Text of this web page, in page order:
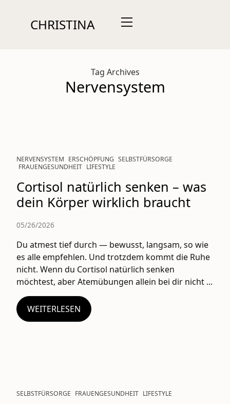
CHRISTINA
Tag Archives
Nervensystem
NERVENSYSTEM ERSCHÖPFUNG SELBSTFÜRSORGE
FRAUENGESUNDHEIT LIFESTYLE
Cortisol natürlich senken – was
dein Körper wirklich braucht
05/26/2026
Du atmest tief durch — bewusst, langsam, so wie
es alle empfehlen. Und trotzdem kommt die Ruhe
nicht. Wenn du Cortisol natürlich senken
möchtest, aber Atemübungen allein bei dir nicht ...
WEITERLESEN
SELBSTFÜRSORGE FRAUENGESUNDHEIT LIFESTYLE